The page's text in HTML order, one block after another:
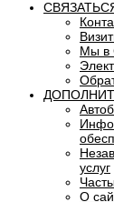
Мы в
услуг
О